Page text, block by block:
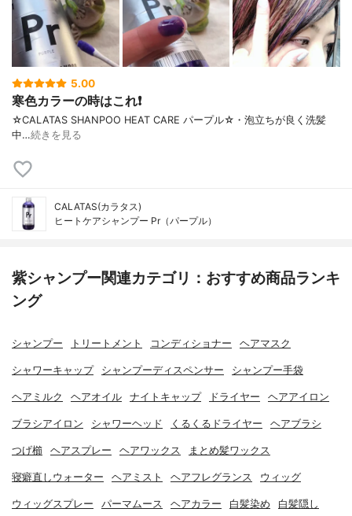
5.00
寒色カラーの時はこれ❗
☆CALATAS SHANPOO HEAT CARE パープル☆・泡立ちが良く洗髪
中…続きを見る
CALATAS(カラタス)
ヒートケアシャンプー Pr（パープル）
紫シャンプー関連カテゴリ：おすすめ商品ランキ
ング
シャンプー トリートメント コンディショナー ヘアマスク
シャワーキャップ シャンプーディスペンサー シャンプー手袋
ヘアミルク ヘアオイル ナイトキャップ ドライヤー ヘアアイロン
ブラシアイロン シャワーヘッド くるくるドライヤー ヘアブラシ
つげ櫛 ヘアスプレー ヘアワックス まとめ髪ワックス
寝癖直しウォーター ヘアミスト ヘアフレグランス ウィッグ
ウィッグスプレー パーマムース ヘアカラー 白髪染め 白髪隠し